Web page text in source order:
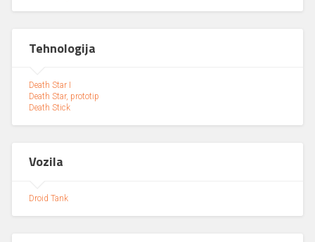
Tehnologija
Death Star I
Death Star, prototip
Death Stick
Vozila
Droid Tank